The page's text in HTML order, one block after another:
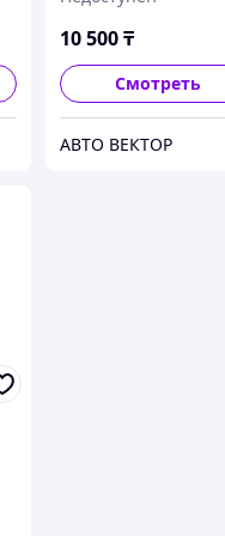
Multi-Purpose 3,78L
10 500 ₸
Смотреть
АВТО ВЕКТОР